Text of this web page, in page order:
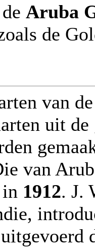
Aruba
de
van
uit
van
1912. J.